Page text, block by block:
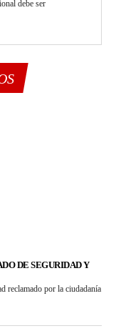
debe ser
DE SEGURIDAD Y
reclamado por la ciudadanía